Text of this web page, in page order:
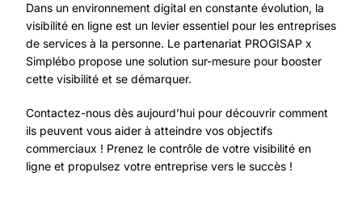
Dans un environnement digital en constante évolution, la
visibilité en ligne est un levier essentiel pour les entreprises
de services à la personne. Le partenariat PROGISAP x
Simplébo propose une solution sur-mesure pour booster
cette visibilité et se démarquer.
Contactez-nousdès aujourd’hui pour découvrir comment
ils peuvent vous aider à atteindre vos objectifs
commerciaux ! Prenez le contrôle de votre visibilité en
ligne et propulsez votre entreprise vers le succès !